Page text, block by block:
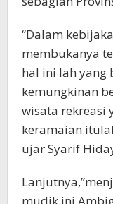
“Dalam
membukanya
hal ini lah yang
kemungkinan
wisata rekreasi
keramaian
ujar Syarif